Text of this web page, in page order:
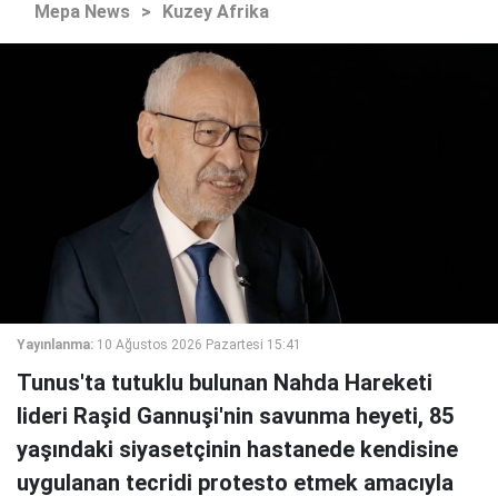
Mepa News > Kuzey Afrika
Yayınlanma: 10 Ağustos 2026 Pazartesi 15:41
Tunus'ta tutuklu bulunan Nahda Hareketi
lideri Raşid Gannuşi'nin savunma heyeti, 85
yaşındaki siyasetçinin hastanede kendisine
uygulanan tecridi protesto etmek amacıyla